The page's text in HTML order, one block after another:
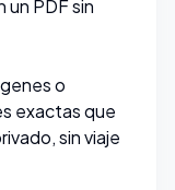
un PDFsin
o
exactas que
sin viaje